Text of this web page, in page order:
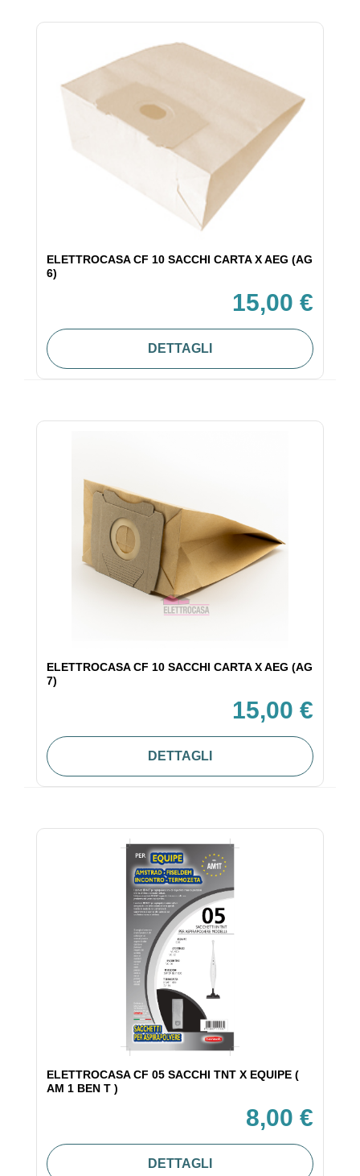
ELETTROCASA CF 10 SACCHI CARTA X AEG (AG
6)
15,00 €
DETTAGLI
ELETTROCASA CF 10 SACCHI CARTA X AEG (AG
7)
15,00 €
DETTAGLI
ELETTROCASA CF 05 SACCHI TNT X EQUIPE (
AM 1 BEN T )
8,00 €
DETTAGLI